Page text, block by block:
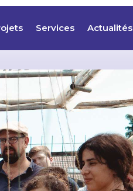
Services Actualités
Services Actualités